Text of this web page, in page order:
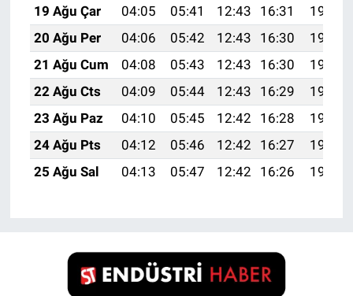
19 Ağu Çar
04:05 05:41 12:43 16:31
19:36
20 Ağu Per
04:06 05:42 12:43 16:30
19:35
21 Ağu Cum
04:08 05:43 12:43 16:30
19:33
22 Ağu Cts
04:09 05:44 12:43 16:29
19:32
23 Ağu Paz
04:10 05:45 12:42 16:28
19:30
24 Ağu Pts
04:12 05:46 12:42 16:27
19:29
25 Ağu Sal
04:13 05:47 12:42 16:26 19:27